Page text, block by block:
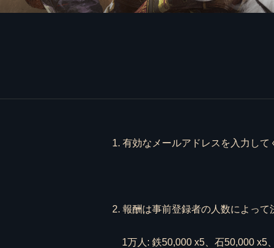
1. 有効なメールアドレスを入力して
2. 報酬は事前登録者の人数によって
1万人: 鉄50,000 x5、石50,000 x5